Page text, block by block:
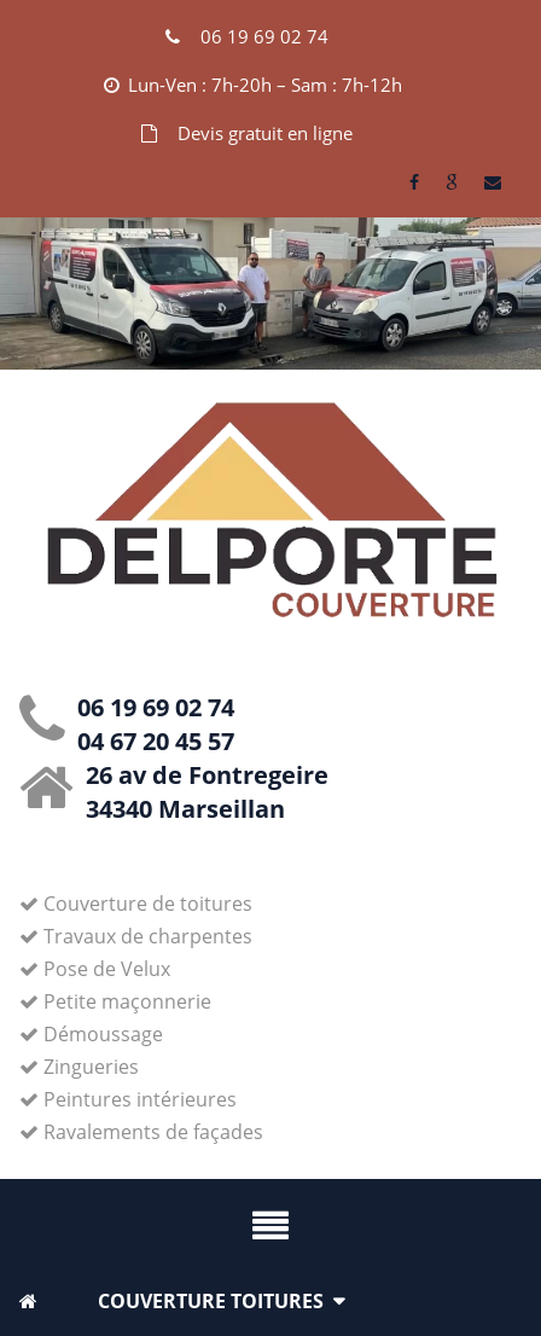
06 19 69 02 74
Lun-Ven : 7h-20h – Sam : 7h-12h
Devis gratuit en ligne
06 19 69 02 74
04 67 20 45 57
26 av de Fontregeire
34340 Marseillan
Couverture de toitures
Travaux de charpentes
Pose de Velux
Petite maçonnerie
Démoussage
Zingueries
Peintures intérieures
Ravalements de façades
COUVERTURE TOITURES